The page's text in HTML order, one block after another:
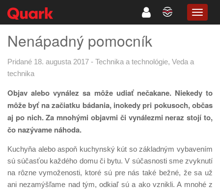
Nenápadný pomocník
Pridané 18. augusta 2017 - Technika a technológie, Veda a
technika
Objav alebo vynález sa môže udiať nečakane. Niekedy to
môže byť na začiatku bádania, inokedy pri pokusoch, občas
aj po nich. Za mnohými objavmi či vynálezmi neraz stojí to,
čo nazývame náhoda.
Kuchyňa alebo aspoň kuchynský kút so základným vybavením
sú súčasťou každého domu či bytu. V súčasnosti sme zvyknutí
na rôzne vymoženosti, ktoré sú pre nás také bežné, že sa už
ani nezamýšľame nad tým, odkiaľ sú a ako vznikli. A mnohé z